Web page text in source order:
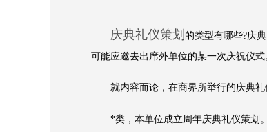
庆典礼仪策划 的类型有哪些?庆
可能应邀去出席外单位的某一次庆祝仪式
就内容而论，在商界所举行的庆典礼
*类，本单位成立周年庆典礼仪策划。